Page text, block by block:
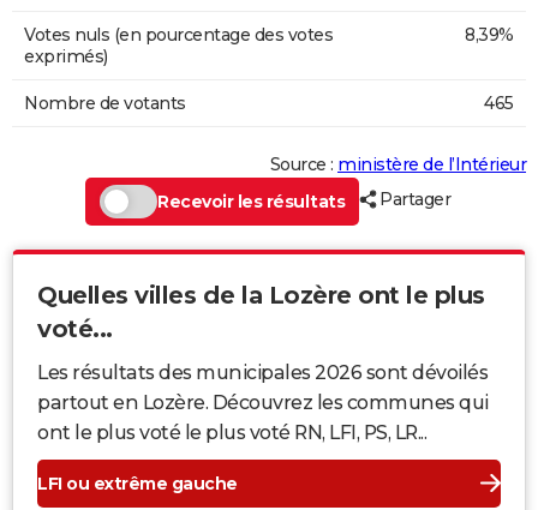
Votes nuls (en pourcentage des votes
exprimés)
8,39%
Nombre de votants 465
Source : ministère de l’Intérieur
Recevoir les résultats
Partager
Quelles villes de la Lozère ont le plus
voté...
Les résultats des municipales 2026 sont dévoilés
partout en Lozère. Découvrez les communes qui
ont le plus voté le plus voté RN, LFI, PS, LR...
LFI ou extrême gauche